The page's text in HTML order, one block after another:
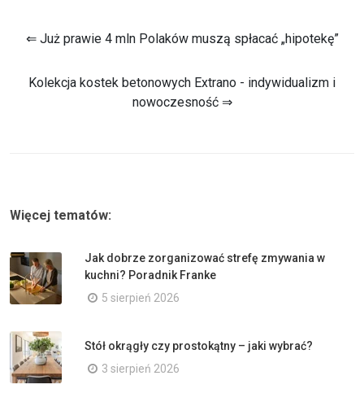
⇐ Już prawie 4 mln Polaków muszą spłacać „hipotekę”
Kolekcja kostek betonowych Extrano - indywidualizm i
nowoczesność ⇒
Więcej tematów:
Jak dobrze zorganizować strefę zmywania w
kuchni? Poradnik Franke
5 sierpień 2026
Stół okrągły czy prostokątny – jaki wybrać?
3 sierpień 2026